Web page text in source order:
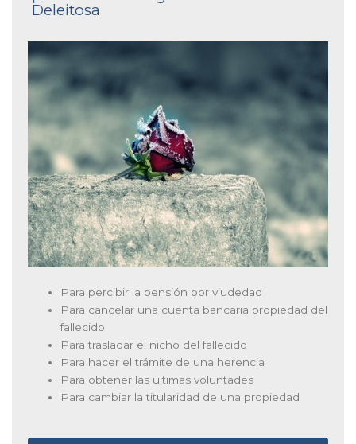
Deleitosa
Para percibir la pensión por viudedad
Para cancelar una cuenta bancaria propiedad del
fallecido
Para trasladar el nicho del fallecido
Para hacer el trámite de una herencia
Para obtener las ultimas voluntades
Para cambiar la titularidad de una propiedad